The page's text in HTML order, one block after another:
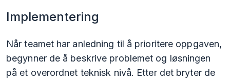
Implementering
Når teamet har anledning til å prioritere oppgaven,
begynner de å beskrive problemet og løsningen
på et overordnet teknisk nivå. Etter det bryter de